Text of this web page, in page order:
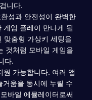
니다.
성과 안전성이 완벽한
임 플레이 만나게 될
맞춤형 가상키 세팅을
것처럼 모바일 게임을
다.
원 가능합니다. 여러 앱
움을 동시에 누릴 수
바일 에뮬레이터로써